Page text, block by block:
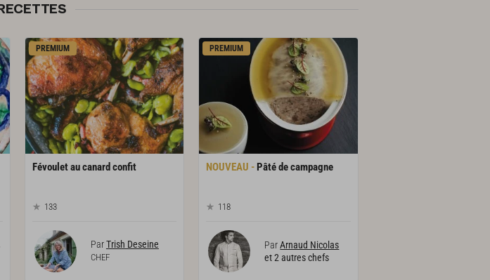
PREMIUM
Févouletaucanard confit
133
ParTrish Deseine
CHEF
PREMIUM
Pâtédecampagne
118
ParArnaud Nicolas
et 2 autres chefs